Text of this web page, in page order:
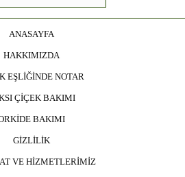
ANASAYFA
HAKKIMIZDA
EŞLİĞİNDE NOTAR
ÇİÇEK BAKIMI
BAKIMI
GİZLİLİK
VE HİZMETLERİMİZ